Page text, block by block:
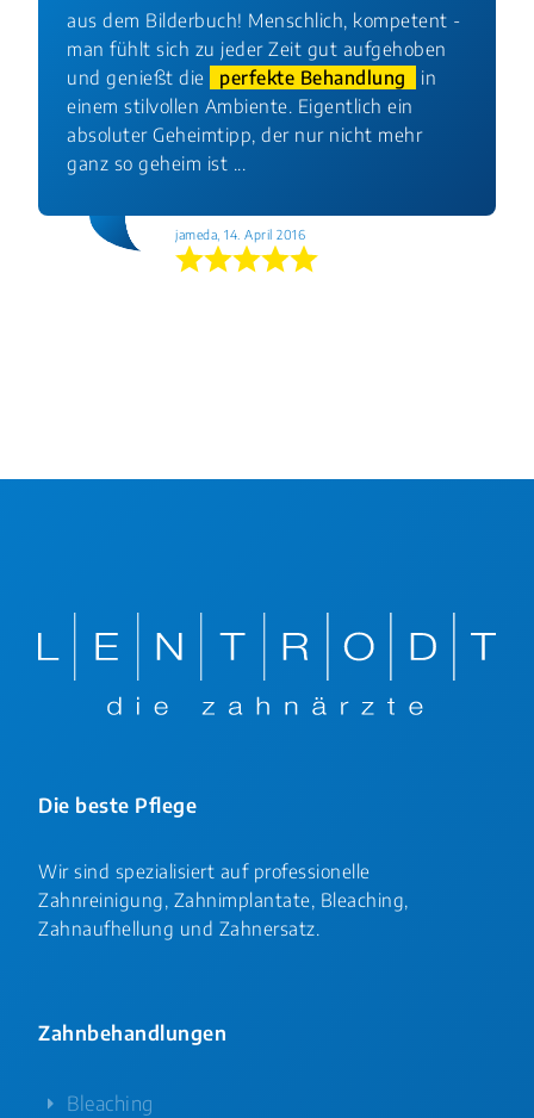
aus dem Bilderbuch! Menschlich, kompetent -
man fühlt sich zu jeder Zeit gut aufgehoben
und genießt die
perfekte Behandlung
in
einem stilvollen Ambiente. Eigentlich ein
absoluter Geheimtipp, der nur nicht mehr
ganz so geheim ist ...
jameda, 14. April 2016
Die beste Pflege
Wir sind spezialisiert auf professionelle
Zahnreinigung, Zahnimplantate, Bleaching,
Zahnaufhellung und Zahnersatz.
Zahnbehandlungen
Bleaching